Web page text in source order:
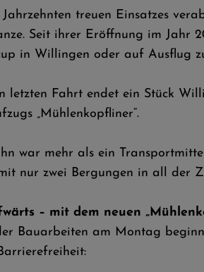
treuen Einsatzes
Seit ihrer Eröffnung im Jahr
in Willingen oder auf Ausflug
letzten Fahrt endet ein Stück
„Mühlenkopfliner“.
war mehr als ein
nur zwei Bergungen in all der
– mit dem neuen
Bauarbeiten am Montag